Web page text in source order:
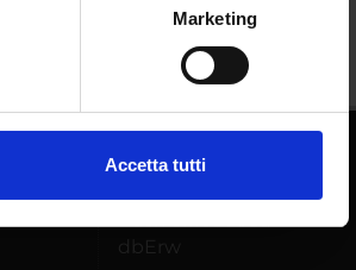
di qualche metro,
informazioni che hai fornito loro o
Marketing
Accetta tutti
Back office Area -
dbErw